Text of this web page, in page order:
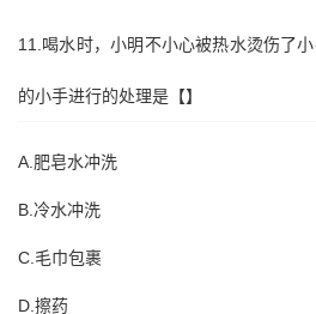
11.喝水时，小明不小心被热水烫伤了
的小手进行的处理是【】
A.肥皂水冲洗
B.冷水冲洗
C.毛巾包裹
D.擦药